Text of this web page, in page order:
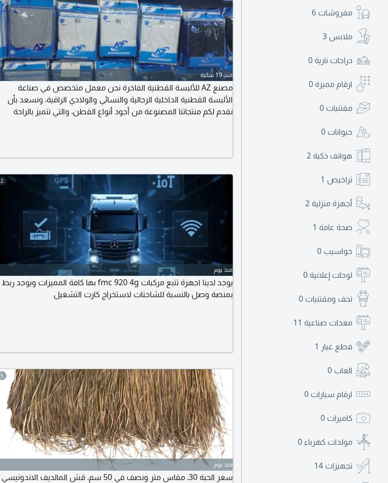
مفروشات 6
ملابس 3
دراجات نارية 0
ارقام مميزة 0
مقتنيات 0
حيوانات 0
هواتف ذكية 2
تراخيص 1
أجهزة منزلية 2
صحة عامة 1
حواسيب 0
لوحات إعلانية 0
تحف ومقتنيات 0
معدات صناعية 11
قطع غيار 1
العاب 0
ارقام سيارات 0
كاميرات 0
مولدات كهرباء 0
تجهيزات 14
منذ 19 ساعة
مصنع AZ للألبسة القطنية الفاخرة نحن معمل متخصص في صناعة
الألبسة القطنية الداخلية الرجالية والنسائي والولادي الراقية، ونسعد بأن
نقدم لكم منتجاتنا المصنوعة من أجود أنواع القطن، والتي تتميز بالراحة
2
منذ يوم
يوجد لدينا اجهزة تتبع مركبات fmc 920 4g بها كافة المميزات ويوجد ربط
بمنصة وصل بالنسبة للشاحنات لاستخراج كارت التشغيل
5
منذ يوم
سعر الحبة 30، مقاس متر ونصف في 50 سم، قش المالديف الاندونيسي